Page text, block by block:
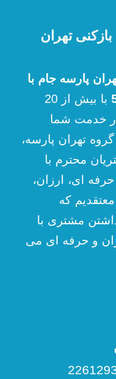
تهران
پارسه جام با
با بیش از 20
خدمت شما
تهران پارسه،
محترم با
حرفه ای، ارزان،
که
مشتری با
و حرفه ای می